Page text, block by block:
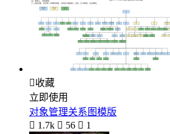
收藏
立即使用
对象管理关系图模版
 1.7k  56  1